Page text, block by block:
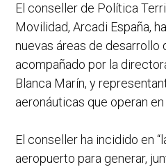
El conseller de Política
Movilidad, Arcadi España,
nuevas áreas de desarrollo
acompañado por la
Blanca Marín, y
aeronáuticas que operan en
El conseller ha incidido en
aeropuerto para generar,